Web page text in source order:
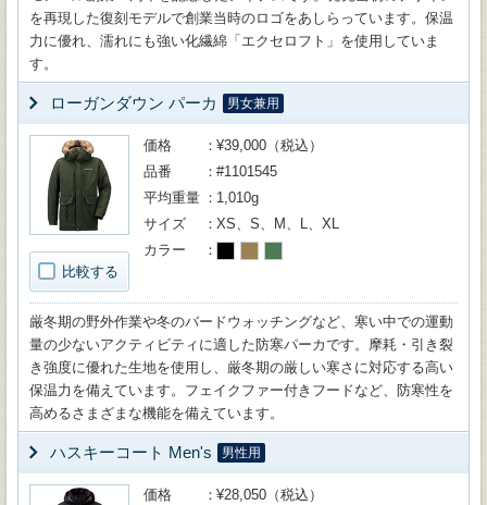
を再現した復刻モデルで創業当時のロゴをあしらっています。保温
力に優れ、濡れにも強い化繊綿「エクセロフト」を使用していま
す。
ローガンダウン パーカ 男女兼用
比較する
価格
¥39,000（税込）
品番
#1101545
平均重量
1,010g
サイズ
XS、S、M、L、XL
カラー
厳冬期の野外作業や冬のバードウォッチングなど、寒い中での運動
量の少ないアクティビティに適した防寒パーカです。摩耗・引き裂
き強度に優れた生地を使用し、厳冬期の厳しい寒さに対応する高い
保温力を備えています。フェイクファー付きフードなど、防寒性を
高めるさまざまな機能を備えています。
ハスキーコート Men's 男性用
価格
¥28,050（税込）